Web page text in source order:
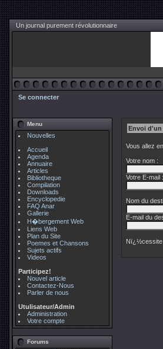
Un journal purement révolutionnaire
Se connecter
Menu
Nouvelles
Accueil
Agenda
Annuaire
Articles
Bibliotheque
Compilation
Downloads
Encyclopedie
FAQ Anar
Gallerie
H�bergement Web
Liens Web
Plan du Site
Poemes et Chansons
Sujets actifs
Videos
Participez!
Nouvel article
Contactez-Nous
Parler de nous
Utulisateur/Admin
Administration
Votre compte
Forums
Envoi
Vous allez
Votre nom :
Votre E-mail :
Nom du
E-mail du
Nï¿½cessite